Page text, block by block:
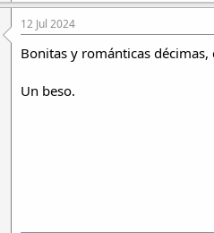
12 Jul 2024
Bonitas y románticas
Un beso.